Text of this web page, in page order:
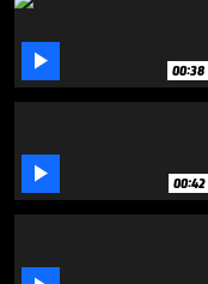
5
seconds
 00:38
 00:42